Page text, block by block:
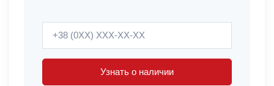
Узнать о наличии